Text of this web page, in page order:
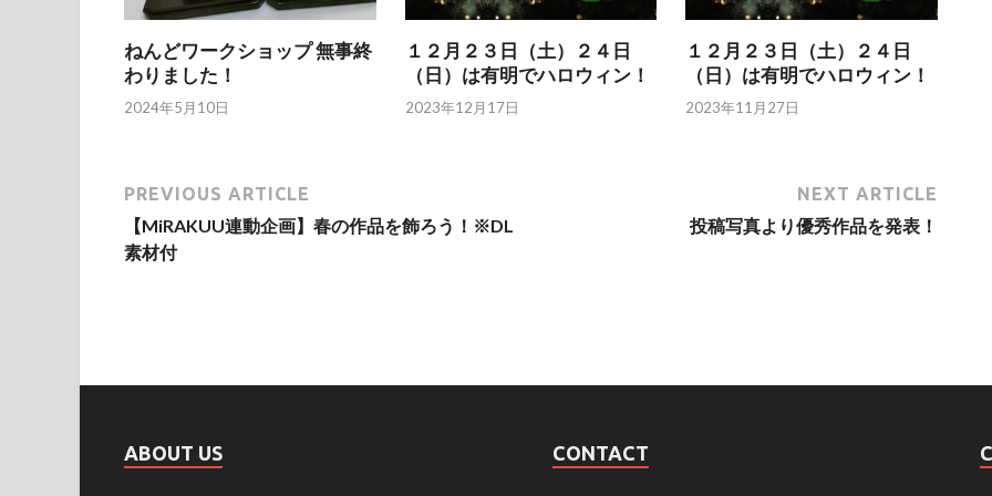
ねんどワークショップ 無事終
わりました！
2024年5月10日
１２月２３日（土）２４日
（日）は有明でハロウィン！
2023年12月17日
１２月２３日（土）２４日
（日）は有明でハロウィン！
2023年11月27日
PREVIOUS ARTICLE
【MiRAKUU連動企画】春の作品を飾ろう！※DL
素材付
NEXT ARTICLE
投稿写真より優秀作品を発表！
ABOUT US CONTACT